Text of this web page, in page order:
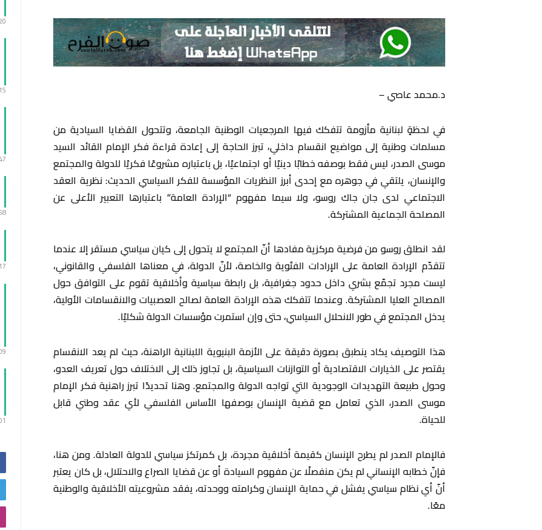
د.محمد عاصي –
في لحظةٍ لبنانية مأزومة تتفكك فيها المرجعيات الوطنية الجامعة، وتتحول القضايا السيادية من
مسلمات وطنية إلى مواضيع انقسام داخلي، تبرز الحاجة إلى إعادة قراءة فكر الإمام القائد السيد
موسى الصدر، ليس فقط بوصفه خطابًا دينيًا أو اجتماعيًا، بل باعتباره مشروعًا فكريًا للدولة والمجتمع
والإنسان، يلتقي في جوهره مع إحدى أبرز النظريات المؤسسة للفكر السياسي الحديث: نظرية العقد
الاجتماعي لدى جان جاك روسو، ولا سيما مفهوم “الإرادة العامة” باعتبارها التعبير الأعلى عن
المصلحة الجماعية المشتركة.
لقد انطلق روسو من فرضية مركزية مفادها أنّ المجتمع لا يتحول إلى كيان سياسي مستقر إلا عندما
تتقدّم الإرادة العامة على الإرادات الفئوية والخاصة، لأنّ الدولة، في معناها الفلسفي والقانوني،
ليست مجرد تجمّع بشري داخل حدود جغرافية، بل رابطة سياسية وأخلاقية تقوم على التوافق حول
المصالح العليا المشتركة. وعندما تتفكك هذه الإرادة العامة لصالح العصبيات والانقسامات الأولية،
يدخل المجتمع في طور الانحلال السياسي، حتى وإن استمرت مؤسسات الدولة شكليًا.
هذا التوصيف يكاد ينطبق بصورة دقيقة على الأزمة البنيوية اللبنانية الراهنة، حيث لم يعد الانقسام
يقتصر على الخيارات الاقتصادية أو التوازنات السياسية، بل تجاوز ذلك إلى الاختلاف حول تعريف العدو،
وحول طبيعة التهديدات الوجودية التي تواجه الدولة والمجتمع. وهنا تحديدًا تبرز راهنية فكر الإمام
موسى الصدر، الذي تعامل مع قضية الإنسان بوصفها الأساس الفلسفي لأي عقد وطني قابل
للحياة.
فالإمام الصدر لم يطرح الإنسان كقيمة أخلاقية مجردة، بل كمرتكز سياسي للدولة العادلة. ومن هنا،
فإنّ خطابه الإنساني لم يكن منفصلًا عن مفهوم السيادة أو عن قضايا الصراع والاحتلال، بل كان يعتبر
أنّ أي نظام سياسي يفشل في حماية الإنسان وكرامته ووحدته، يفقد مشروعيته الأخلاقية والوطنية
معًا.